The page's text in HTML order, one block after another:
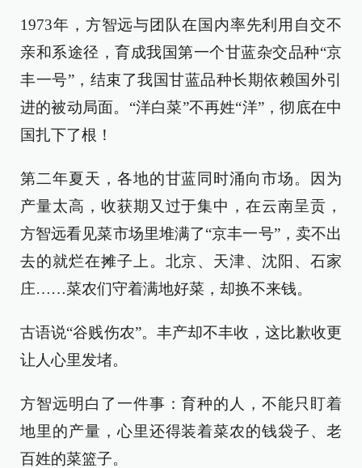
1973年，方智远与团队在国内率先利用自交不
亲和系途径，育成我国第一个甘蓝杂交品种“京
丰一号”，结束了我国甘蓝品种长期依赖国外引
进的被动局面。“洋白菜”不再姓“洋”，彻底在中
国扎下了根！
第二年夏天，各地的甘蓝同时涌向市场。因为
产量太高，收获期又过于集中，在云南呈贡，
方智远看见菜市场里堆满了“京丰一号”，卖不出
去的就烂在摊子上。北京、天津、沈阳、石家
庄……菜农们守着满地好菜，却换不来钱。
古语说“谷贱伤农”。丰产却不丰收，这比歉收更
让人心里发堵。
方智远明白了一件事：育种的人，不能只盯着
地里的产量，心里还得装着菜农的钱袋子、老
百姓的菜篮子。